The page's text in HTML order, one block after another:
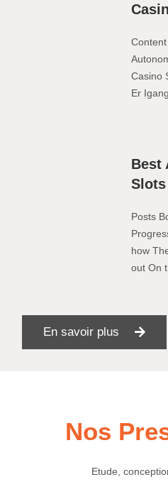
Casino
Er
Best
Posts
how
out On
En savoir plus
Nos
Etude,